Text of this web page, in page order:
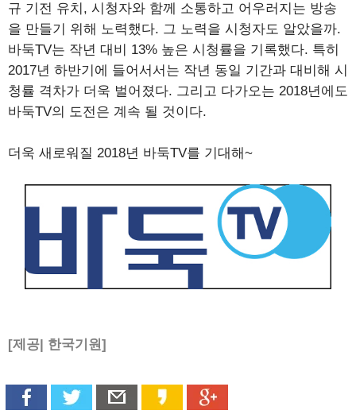
규 기전 유치, 시청자와 함께 소통하고 어우러지는 방송
을 만들기 위해 노력했다. 그 노력을 시청자도 알았을까.
바둑TV는 작년 대비 13% 높은 시청률을 기록했다. 특히
2017년 하반기에 들어서서는 작년 동일 기간과 대비해 시
청률 격차가 더욱 벌어졌다. 그리고 다가오는 2018년에도
바둑TV의 도전은 계속 될 것이다.
더욱 새로워질 2018년 바둑TV를 기대해~
[제공| 한국기원]